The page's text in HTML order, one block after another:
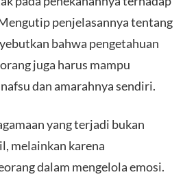
penjelasannya tentang
bahwa pengetahuan
juga harus mampu
dan amarahnya sendiri.
yang terjadi bukan
melainkan karena
dalam mengelola emosi.